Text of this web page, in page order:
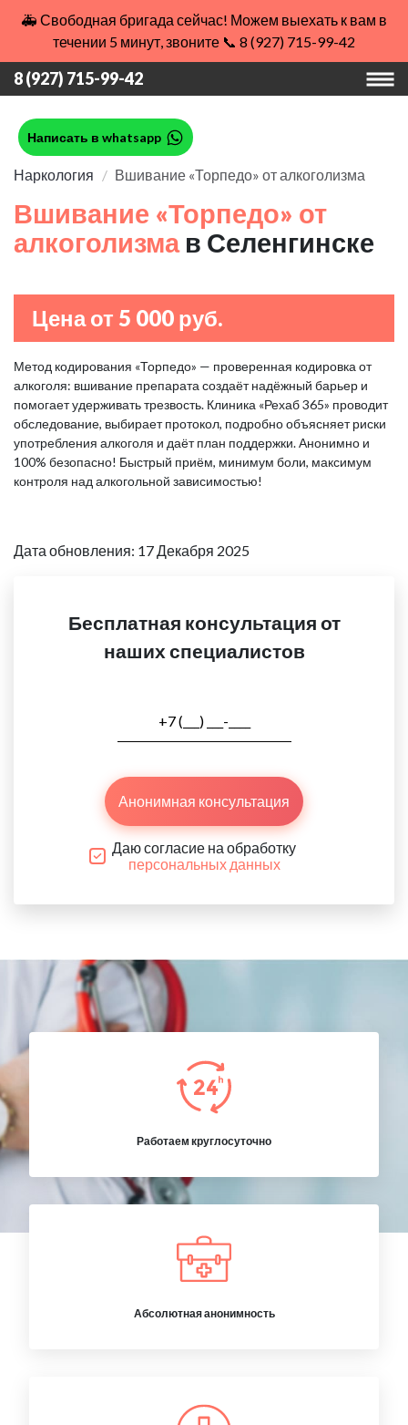
🚑 Свободная бригада сейчас! Можем выехать к вам в
течении 5 минут, звоните 📞 8 (927) 715-99-42
8 (927) 715-99-42
Написать в whatsapp
Наркология Вшивание «Торпедо» от алкоголизма
Вшивание «Торпедо» от
алкоголизма в Селенгинске
Цена от 5 000 руб.
Метод кодирования «Торпедо» — проверенная кодировка от
алкоголя: вшивание препарата создаёт надёжный барьер и
помогает удерживать трезвость. Клиника «Рехаб 365» проводит
обследование, выбирает протокол, подробно объясняет риски
употребления алкоголя и даёт план поддержки. Анонимно и
100% безопасно! Быстрый приём, минимум боли, максимум
контроля над алкогольной зависимостью!
Дата обновления: 17 Декабря 2025
Бесплатная консультация от
наших специалистов
Анонимная консультация
Даю согласие на обработку
персональных данных
Работаем круглосуточно
Абсолютная анонимность